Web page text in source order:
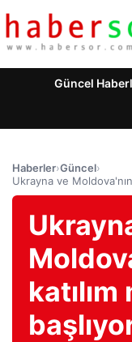
Güncel
Haberler›Güncel›
Ukrayna ve